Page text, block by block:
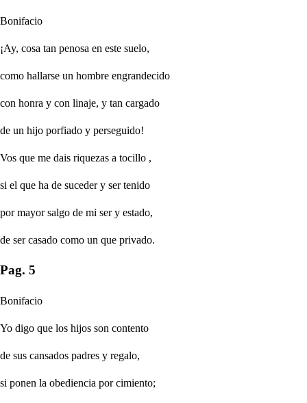
Bonifacio
¡Ay, cosa tan penosa en este suelo,
como hallarse un hombre engrandecido
con honra y con linaje, y tan cargado
de un hijo porfiado y perseguido!
Vos que me dais riquezas a tocillo ,
si el que ha de suceder y ser tenido
por mayor salgo de mi ser y estado,
de ser casado como un que privado.
Pag. 5
Bonifacio
Yo digo que los hijos son contento
de sus cansados padres y regalo,
si ponen la obediencia por cimiento;